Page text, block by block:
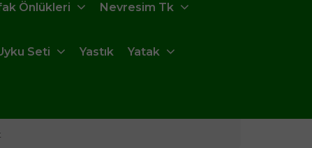
Önlükleri Nevresim Tk
Seti Yastık Yatak